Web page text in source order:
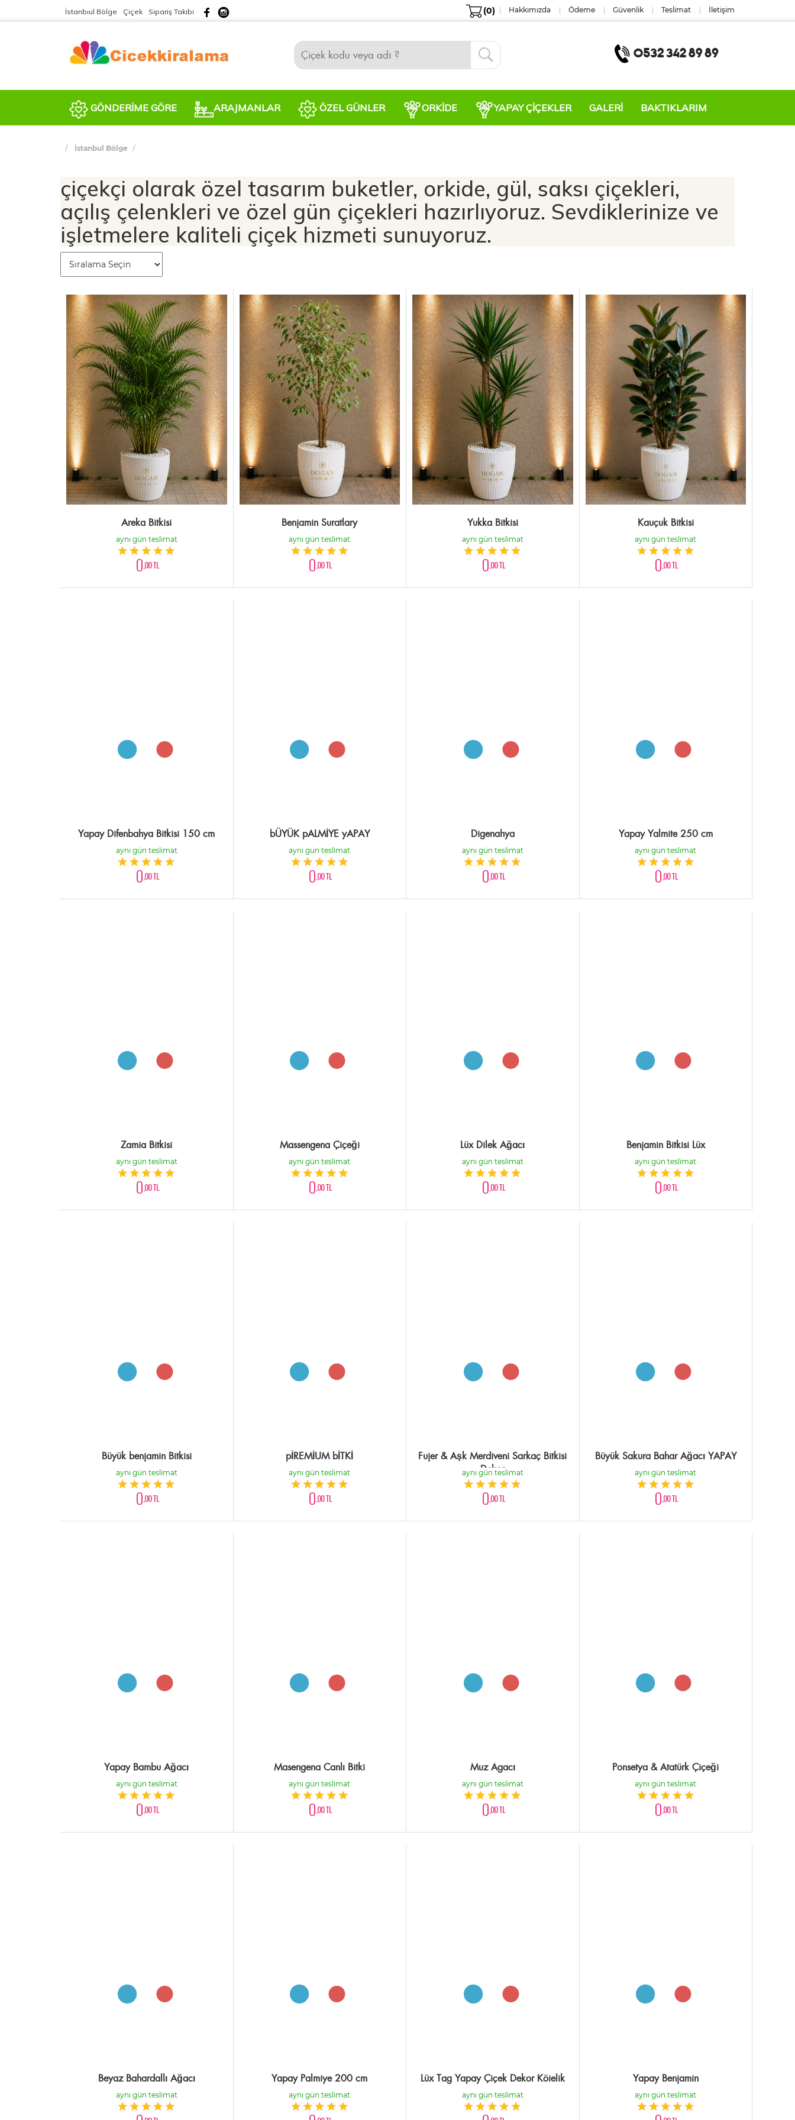
İstanbıul Bölge Çiçek Sipariş Takibi (0) Hakkımızda Ödeme Güvenlik Teslimat İletişim
GÖNDERİME GÖRE ARAJMANLAR ÖZEL GÜNLER ORKIDE YAPAY ÇIÇEKLER GALERİ BAKTIKLARIM
İstanbul Bölge
çiçekçi olarak özel tasarım buketler, orkide, gül, saksı çiçekleri,
açılış çelenkleri ve özel gün çiçekleri hazırlıyoruz. Sevdiklerinize ve
işletmelere kaliteli çiçek hizmeti sunuyoruz.
Areka Bitkisi
aynı gün teslimat
0,00 TL
Benjamin Suratlary
aynı gün teslimat
0,00 TL
Yukka Bitkisi
aynı gün teslimat
0,00 TL
Kauçuk Bitkisi
aynı gün teslimat
0,00 TL
Yapay Difenbahya Bitkisi 150 cm
aynı gün teslimat
0,00 TL
bÜYÜK pALMİYE yAPAY
aynı gün teslimat
0,00 TL
Digenahya
aynı gün teslimat
0,00 TL
Yapay Yalmite 250 cm
aynı gün teslimat
0,00 TL
Zamia Bitkisi
aynı gün teslimat
0,00 TL
Massengena Çiçeği
aynı gün teslimat
0,00 TL
Lüx Dilek Ağacı
aynı gün teslimat
0,00 TL
Benjamin Bitkisi Lüx
aynı gün teslimat
0,00 TL
Büyük benjamin Bitkisi
aynı gün teslimat
0,00 TL
pİREMİUM bİTKİ
aynı gün teslimat
0,00 TL
Fujer & Aşk Merdiveni Sarkaç Bitkisi
Dekor
aynı gün teslimat
0,00 TL
Büyük Sakura Bahar Ağacı YAPAY
aynı gün teslimat
0,00 TL
Yapay Bambu Ağacı
aynı gün teslimat
0,00 TL
Masengena Canlı Bitki
aynı gün teslimat
0,00 TL
Muz Agacı
aynı gün teslimat
0,00 TL
Ponsetya & Atatürk Çiçeği
aynı gün teslimat
0,00 TL
Beyaz Bahardallı Ağacı
aynı gün teslimat
Yapay Palmiye 200 cm
aynı gün teslimat
Lüx Tag Yapay Çiçek Dekor Köielik
aynı gün teslimat
Yapay Benjamin
aynı gün teslimat